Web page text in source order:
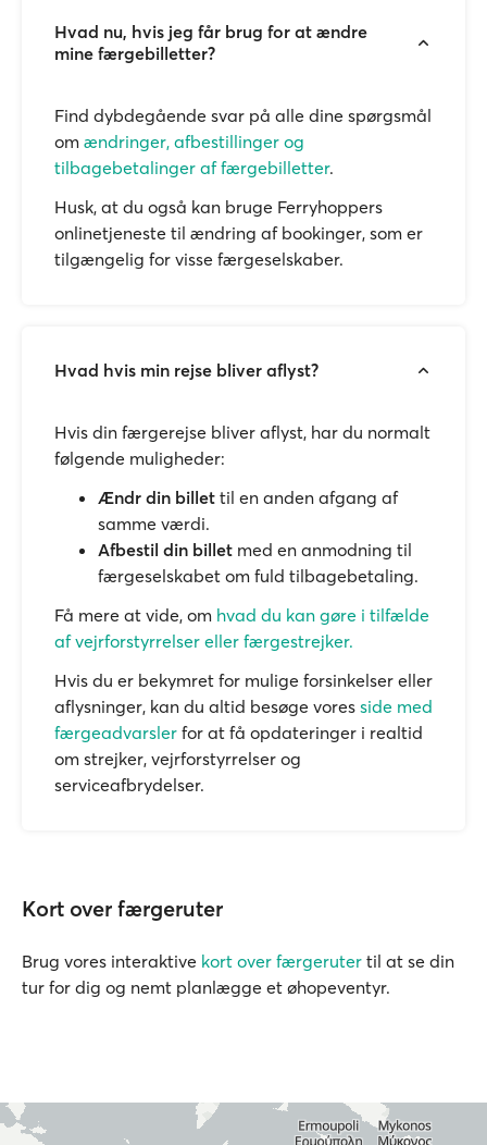
Hvad nu, hvis jeg får brug for at ændre
mine færgebilletter?
Find dybdegående svar på alle dine spørgsmål
om ændringer, afbestillinger og
tilbagebetalinger af færgebilletter.
Husk, at du også kan bruge Ferryhoppers
onlinetjeneste til ændring af bookinger, som er
tilgængelig for visse færgeselskaber.
Hvad hvis min rejse bliver aflyst?
Hvis din færgerejse bliver aflyst, har du normalt
følgende muligheder:
Ændr din billet til en anden afgang af
samme værdi.
Afbestil din billet med en anmodning til
færgeselskabet om fuld tilbagebetaling.
Få mere at vide, om hvad du kan gøre i tilfælde
af vejrforstyrrelser eller færgestrejker.
Hvis du er bekymret for mulige forsinkelser eller
aflysninger, kan du altid besøge vores side med
færgeadvarsler for at få opdateringer i realtid
om strejker, vejrforstyrrelser og
serviceafbrydelser.
Kort over færgeruter
Brug vores interaktive kort over færgeruter til at se din
tur for dig og nemt planlægge et øhopeventyr.